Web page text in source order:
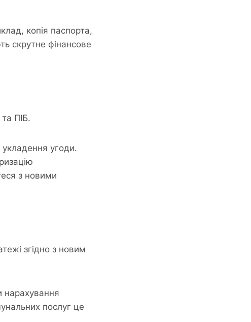
копія паспорта,
скрутне фінансове
ПІБ.
угоди.
з новими
згідно з новим
нарахування
послуг це